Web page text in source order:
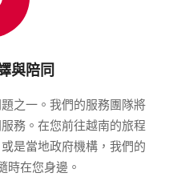
與陪同
之一。我們的服務團隊將
務。在您前往越南的旅程
是當地政府機構，我們的
時在您身邊。